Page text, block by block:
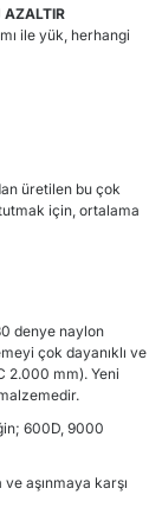
AZALTIR
ile yük, herhangi
üretilen bu çok
için, ortalama
denye naylon
çok dayanıklı ve
2.000 mm). Yeni
600D, 9000
aşınmaya karşı